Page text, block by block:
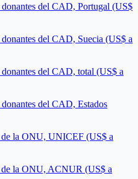
del CAD, Portugal (US$
del CAD, Suecia (US$ a
del CAD, total (US$ a
del CAD, Estados
de la ONU, UNICEF (US$ a
de la ONU, ACNUR (US$ a